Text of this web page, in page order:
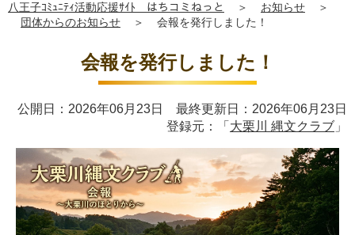
八王子ｺﾐｭﾆﾃｨ活動応援ｻｲﾄ はちコミねっと ＞ お知らせ
＞
団体からのお知らせ
＞ 会報を発行しました！
会報を発行しました！
公開日：2026年06月23日 最終更新日：2026年06月23日
登録元：「 大栗川 縄文クラブ 」